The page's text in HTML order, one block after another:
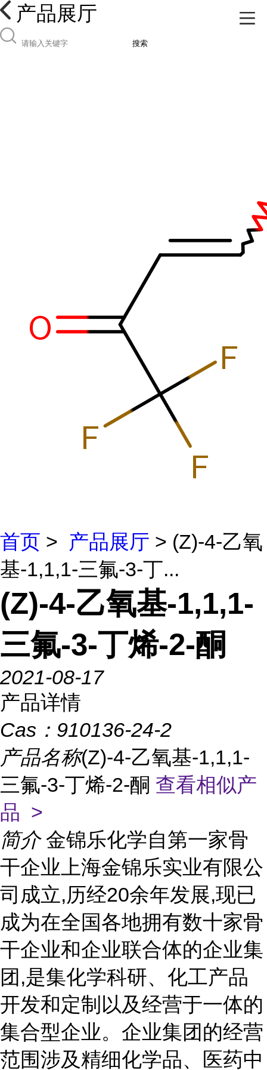
产品展厅
搜索
首页 > 产品展厅 > (Z)-4-乙氧
基-1,1,1-三氟-3-丁...
(Z)-4-乙氧基-1,1,1-
三氟-3-丁烯-2-酮
2021-08-17
产品详情
Cas： 910136-24-2
产品名称(Z)-4-乙氧基-1,1,1-
三氟-3-丁烯-2-酮 查看相似产
品 >
简介 金锦乐化学自第一家骨
干企业上海金锦乐实业有限公
司成立,历经20余年发展,现已
成为在全国各地拥有数十家骨
干企业和企业联合体的企业集
团,是集化学科研、化工产品
开发和定制以及经营于一体的
集合型企业。企业集团的经营
范围涉及精细化学品、医药中